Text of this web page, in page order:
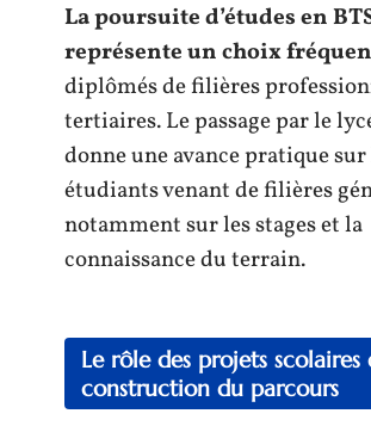
La poursuite d’études en
représente un choix
diplômés de filières
tertiaires. Le passage par le
donne une avance pratique sur
étudiants venant de filières
notamment sur les stages et la
connaissance du terrain.
Le rôle des projets scolaires
construction du parcours